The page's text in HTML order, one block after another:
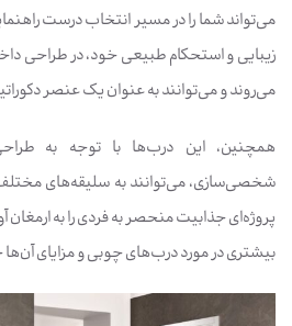
می‌تواند شما را در مسیر انتخاب درست
زیبایی و استحکام طبیعی خود، در طراحی
می‌روند و می‌توانند به عنوان یک عنصر
همچنین، این درب‌ها با توجه به
شخصی‌سازی، می‌توانند به سلیقه‌های مختلف
پروژه‌ای جذابیت منحصر به فردی را به ارمغان
بیشتری در مورد درب‌های چوبی و مزایای